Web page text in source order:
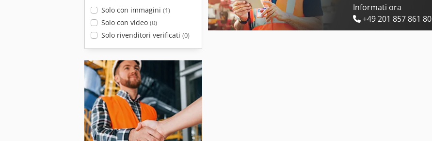
Solo con immagini (1)
Solo con video (0)
Solo rivenditori verificati (0)
Informati ora
+49 201 857 861 80